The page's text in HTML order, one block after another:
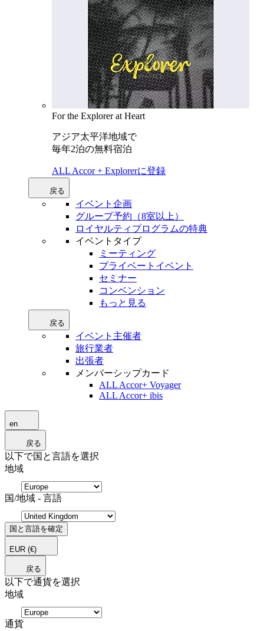
For the Explorer at Heart
アジア太平洋地域で
毎年2泊の無料宿泊
ALL Accor + Explorerに登録
戻る
イベント企画
グループ予約（8室以上）
ロイヤルティプログラムの特典
イベントタイプ
ミーティング
プライベートイベント
セミナー
コンベンション
もっと見る
戻る
イベント主催者
旅行業者
出張者
メンバーシップカード
ALL Accor+ Voyager
ALL Accor+ ibis
en
戻る
以下で国と言語を選択
地域
国/地域 - 言語
国と言語を確定
EUR (€)
戻る
以下で通貨を選択
地域
通貨